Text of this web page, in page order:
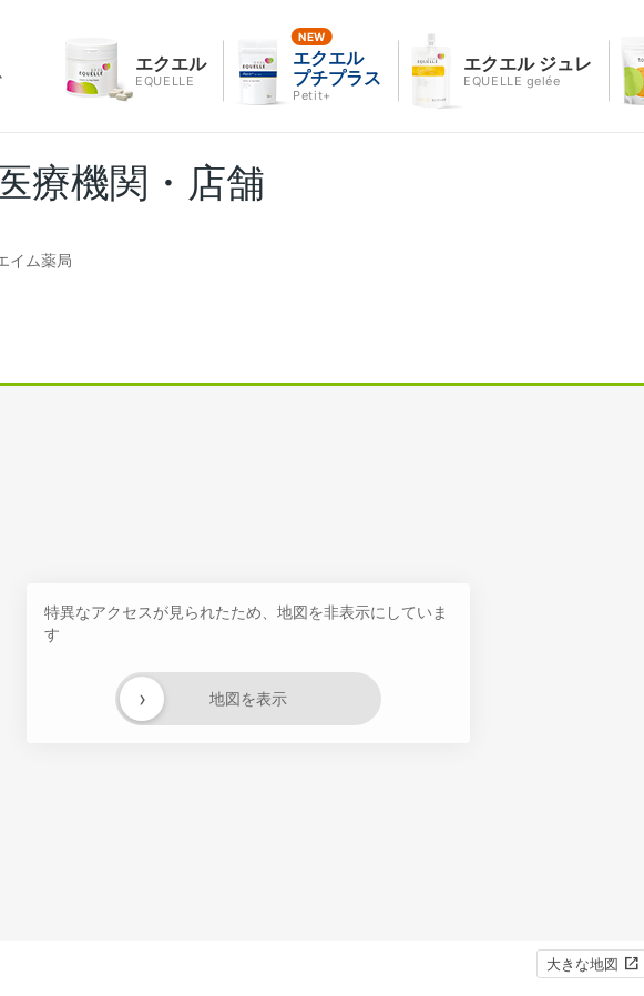
エクエル
EQUELLE
エクエル
プチプラス
Petit+
エクエル ジュレ
EQUELLE gelée
療機関・店舗
イム薬局
特異なアクセスが見られたため、地図を非表示にしていま
す
地図を表示
›
大きな地図